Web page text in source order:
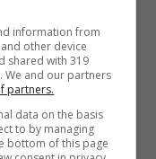
della
verso la
chi ha
information from
other device
shared with 319
We and our partners
partners.
data on the basis
to by managing
bottom of this page